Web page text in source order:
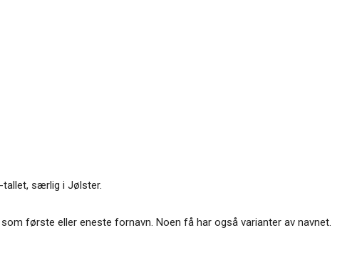
tallet, særlig i Jølster.
første eller eneste fornavn. Noen få har også varianter av navnet.